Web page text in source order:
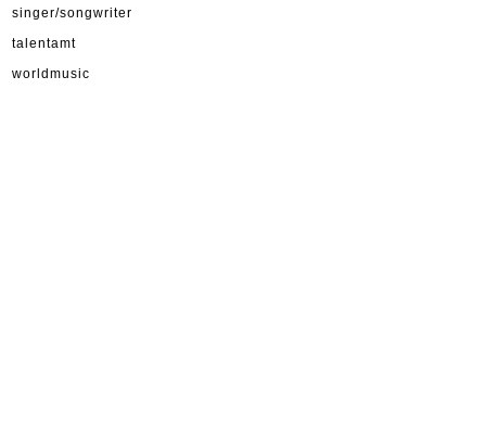
singer/songwriter
talentamt
worldmusic